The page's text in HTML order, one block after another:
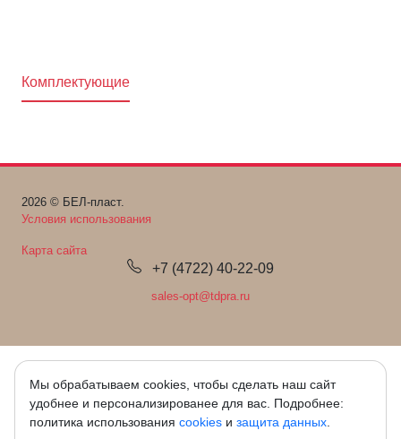
Комплектующие
2026 © БЕЛ-пласт.
Условия использования
Карта сайта
+7 (4722) 40-22-09
sales-opt@tdpra.ru
Мы обрабатываем cookies, чтобы сделать наш сайт
удобнее и персонализированее для вас. Подробнее:
политика использования cookies и защита данных